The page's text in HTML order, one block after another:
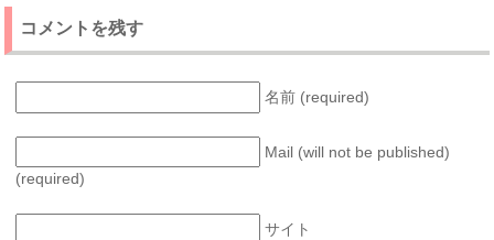
コメントを残す
名前 (required)
Mail (will not be published)
(required)
サイト